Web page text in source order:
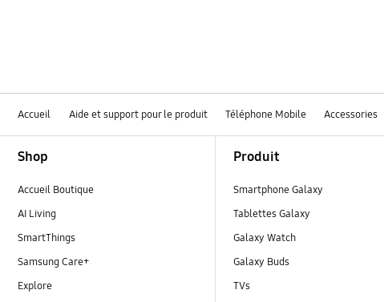
Accueil Aide et support pour le produit Téléphone Mobile Accessories
Shop
Accueil Boutique
AI Living
SmartThings
Samsung Care+
Explore
Produit
Smartphone Galaxy
Tablettes Galaxy
Galaxy Watch
Galaxy Buds
TVs